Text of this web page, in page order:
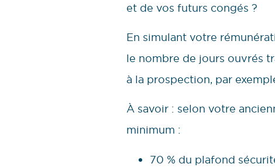
et de vos futurs congés ?
En simulant votre
le nombre de jours ouvrés
à la prospection, par
À savoir : selon votre
minimum :
70 % du plafond